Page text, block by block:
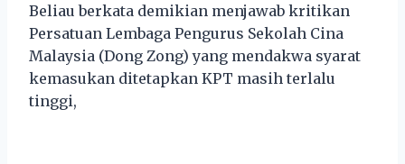
Beliau berkata demikian menjawab kritikan
Persatuan Lembaga Pengurus Sekolah Cina
Malaysia (Dong Zong) yang mendakwa syarat
kemasukan ditetapkan KPT masih terlalu
tinggi,